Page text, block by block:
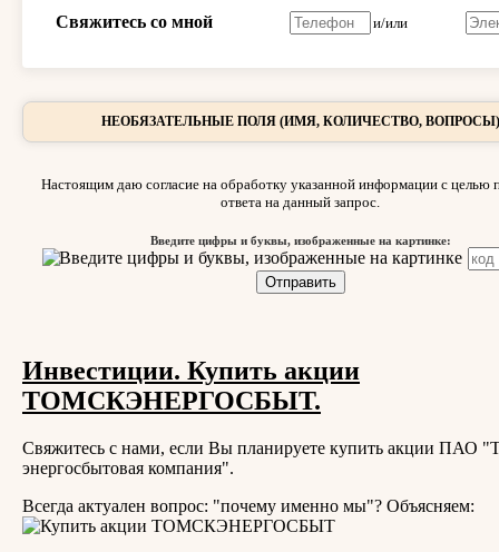
Свяжитесь со мной и/или
НЕОБЯЗАТЕЛЬНЫЕ ПОЛЯ (ИМЯ, КОЛИЧЕСТВО, ВОПРОСЫ)
Настоящим даю согласие на обработку указанной информации с целью
ответа на данный запрос.
Введите цифры и буквы, изображенные на картинке:
Инвестиции. Купить акции
ТОМСКЭНЕРГОСБЫТ.
Свяжитесь с нами, если Вы планируете купить акции ПАО
энергосбытовая компания".
Всегда актуален вопрос: "почему именно мы"? Объясняем: